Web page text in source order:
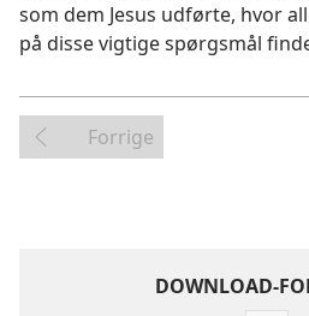
som dem Jesus udførte, hvor
på disse vigtige spørgsmål
Forrige
DOWNLOAD-